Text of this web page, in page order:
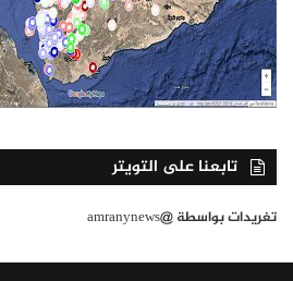
تابعنا على التويتر
تغريدات بواسطة @amranynews